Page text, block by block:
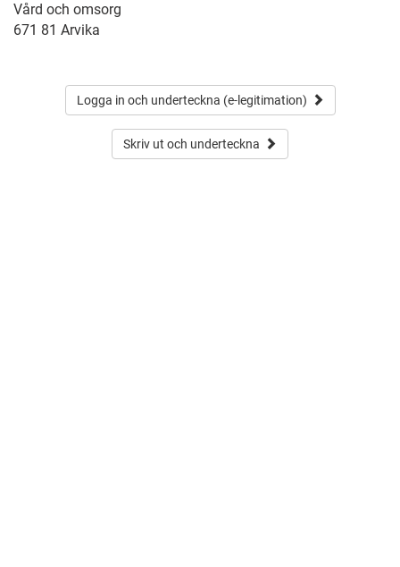
Vård och omsorg
671 81 Arvika
Logga in och underteckna (e-legitimation)
Skriv ut och underteckna